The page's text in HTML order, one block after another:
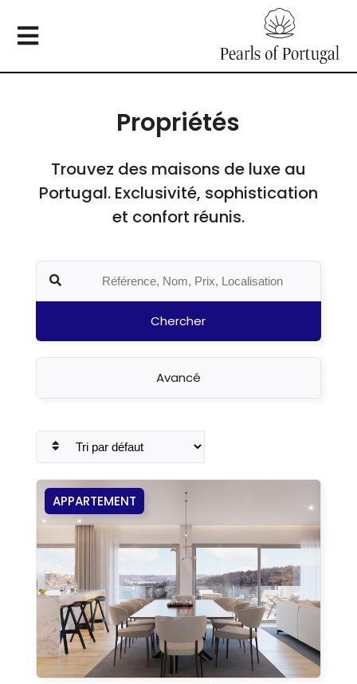
Propriétés
Trouvez des maisons de luxe au
Portugal. Exclusivité, sophistication
et confort réunis.
Chercher
Avancé
APPARTEMENT